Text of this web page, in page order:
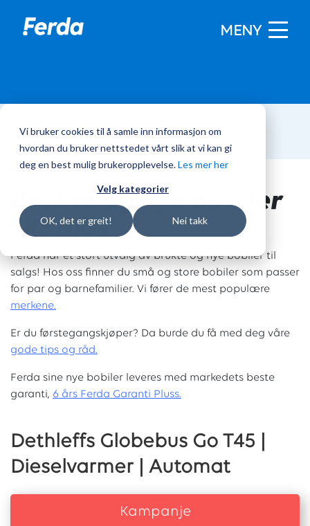
Vi bruker cookies til å samle inn informasjon om
hvordan du bruker nettstedet vårt slik at vi kan gi
deg en best mulig brukeropplevelse.Les mer her
Velg kategorier
OK, det er greit! Nei takk
MENY
Hjem/Bobiler
Brukte og nye bobiler
til salgs
Ferda har et stort utvalg av brukte og nye bobiler til
salgs! Hos oss finner du små og store bobiler som passer
for par og barnefamilier. Vi fører de mest populære
merkene.
Er du førstegangskjøper? Da burde du få med deg våre
gode tips og råd.
Ferda sine nye bobiler leveres med markedets beste
garanti, 6 års Ferda Garanti Pluss.
Dethleffs Globebus Go T45 |
Dieselvarmer | Automat
Kampanje